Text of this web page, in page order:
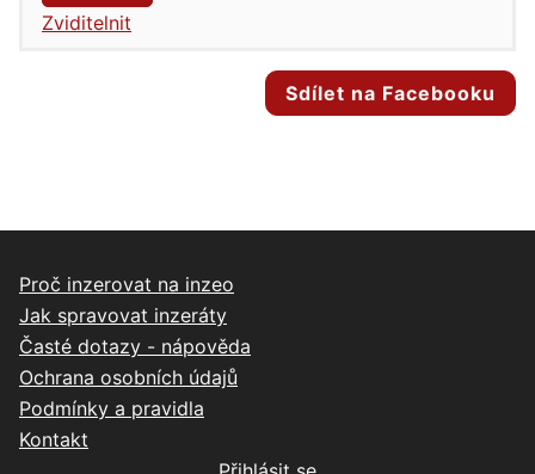
Zviditelnit
Sdílet na Facebooku
Proč inzerovat na inzeo
Jak spravovat inzeráty
Časté dotazy - nápověda
Ochrana osobních údajů
Podmínky a pravidla
Kontakt